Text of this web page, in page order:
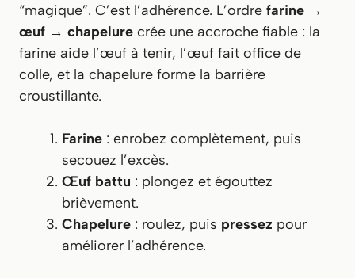
“magique”. C’est l’adhérence. L’ordre farine →
œuf → chapelure crée une accroche fiable : la
farine aide l’œuf à tenir, l’œuf fait office de
colle, et la chapelure forme la barrière
croustillante.
Farine : enrobez complètement, puis
secouez l’excès.
Œuf battu : plongez et égouttez
brièvement.
Chapelure : roulez, puis pressez pour
améliorer l’adhérence.